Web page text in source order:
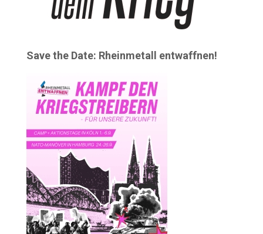
Save the Date: Rheinmetall entwaffnen!